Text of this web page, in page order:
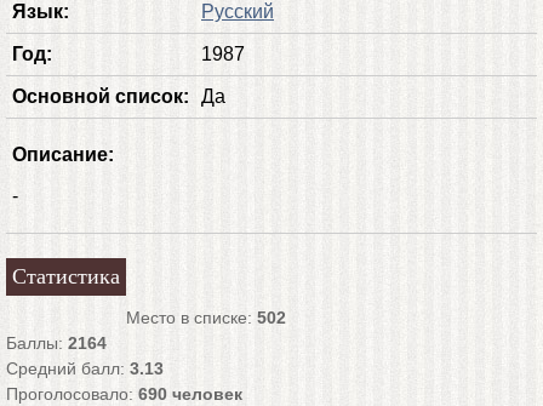
Язык: Русский
Год: 1987
Основной список: Да
Описание:
-
Статистика
Место в списке: 502
Баллы: 2164
Средний балл: 3.13
Проголосовало: 690 человек